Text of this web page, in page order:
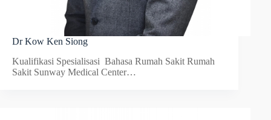
Dr Kow Ken Siong
Kualifikasi Spesialisasi Bahasa Rumah Sakit Rumah
Sakit Sunway Medical Center…